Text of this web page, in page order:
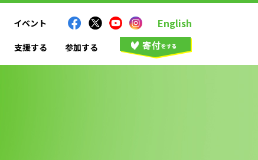
支援する 参加する
イベント English